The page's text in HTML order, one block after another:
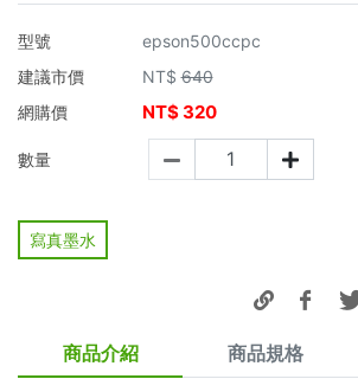
型號
epson500ccpc
建議市價
NT$ 640
網購價
NT$320
數量
寫真墨水
商品介紹 商品規格